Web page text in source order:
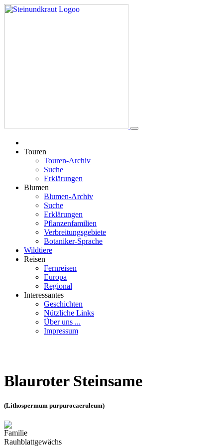
Touren
Touren-Archiv
Suche
Erklärungen
Blumen
Blumen-Archiv
Suche
Erklärungen
Pflanzenfamilien
Verbreitungsgebiete
Botaniker-Sprache
Wildtiere
Reisen
Fernreisen
Europa
Regional
Interessantes
Geschichten
Nützliche Links
Über uns ...
Impressum
Blauroter Steinsame
(Lithospermum purpurocaeruleum)
Familie
Rauhblattgewächs